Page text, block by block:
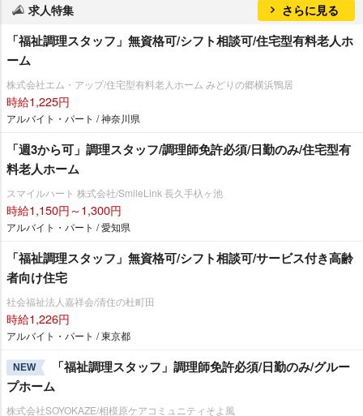
求人特集 さらに見る
「福祉調理スタッフ」無資格可/シフト相談可/住宅型有料老人ホ
ーム
株式会社エム・アップ/住宅型有料老人ホーム みどりの郷横浜鴨居
時給1,225円
アルバイト・パート / 神奈川県
「週3から可」調理スタッフ/調理師免許必須/日勤のみ/住宅型有
料老人ホーム
スマイルハート 株式会社/SmileLink 長久手杁ヶ池
時給1,150円～1,300円
アルバイト・パート / 愛知県
「福祉調理スタッフ」無資格可/シフト相談可/サービス付き高齢
者向け住宅
社会福祉法人嘉祥会/清住の杜町田
時給1,226円
アルバイト・パート / 東京都
NEW
「福祉調理スタッフ」調理師免許必須/日勤のみ/グルー
プホーム
株式会社SOYOKAZE/相模原ケアコミュニティそよ風